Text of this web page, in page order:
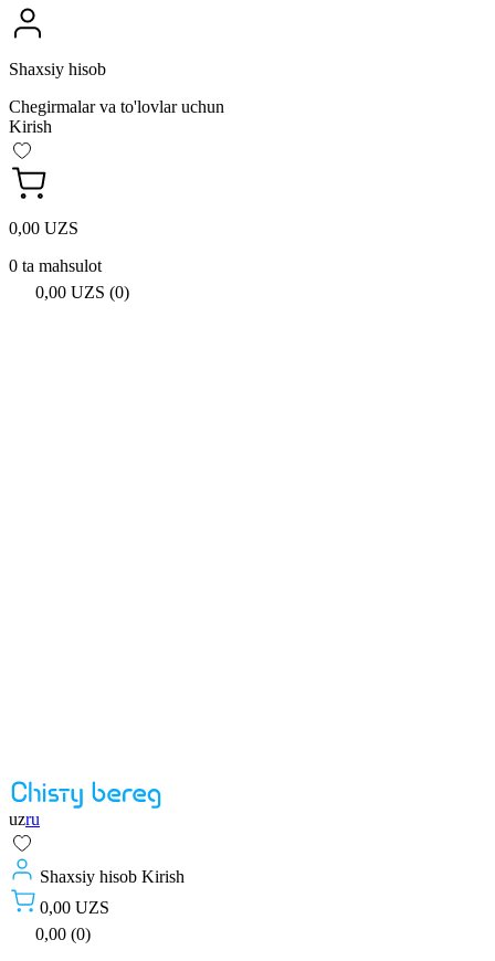
Shaxsiy hisob
Chegirmalar va to'lovlar uchun
Kirish
0,00 UZS
0 ta mahsulot
0,00 UZS (0)
uzru
Shaxsiy hisob Kirish
0,00 UZS
0,00 (0)